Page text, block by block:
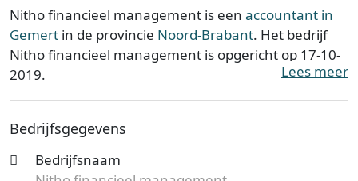
Nitho financieel management is een accountant in
Gemert in de provincie Noord-Brabant. Het bedrijf
Nitho financieel management is opgericht op 17-10-
2019.
Kamer van Koophandel. Het kantoor is bij de KvK
ondernemingsvorm is een Eenmanszaak en de
Lees meer
Bedrijfsgegevens
Bedrijfsnaam